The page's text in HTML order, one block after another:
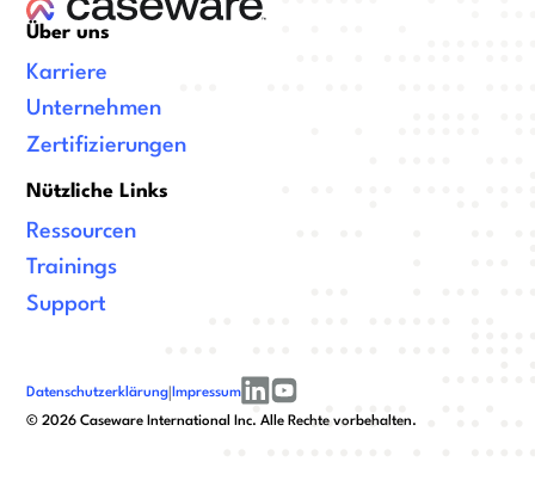
Über uns
Karriere
Unternehmen
Zertifizierungen
Nützliche Links
Ressourcen
Trainings
Support
©2026 Caseware International Inc. Alle Rechte vorbehalten.
Datenschutzerklärung | Impressum
linkedinyoutube